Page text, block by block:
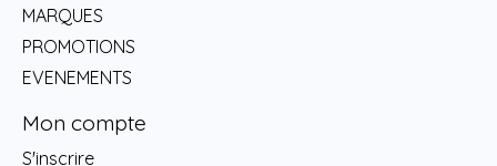
MARQUES
PROMOTIONS
EVENEMENTS
Mon compte
S'inscrire